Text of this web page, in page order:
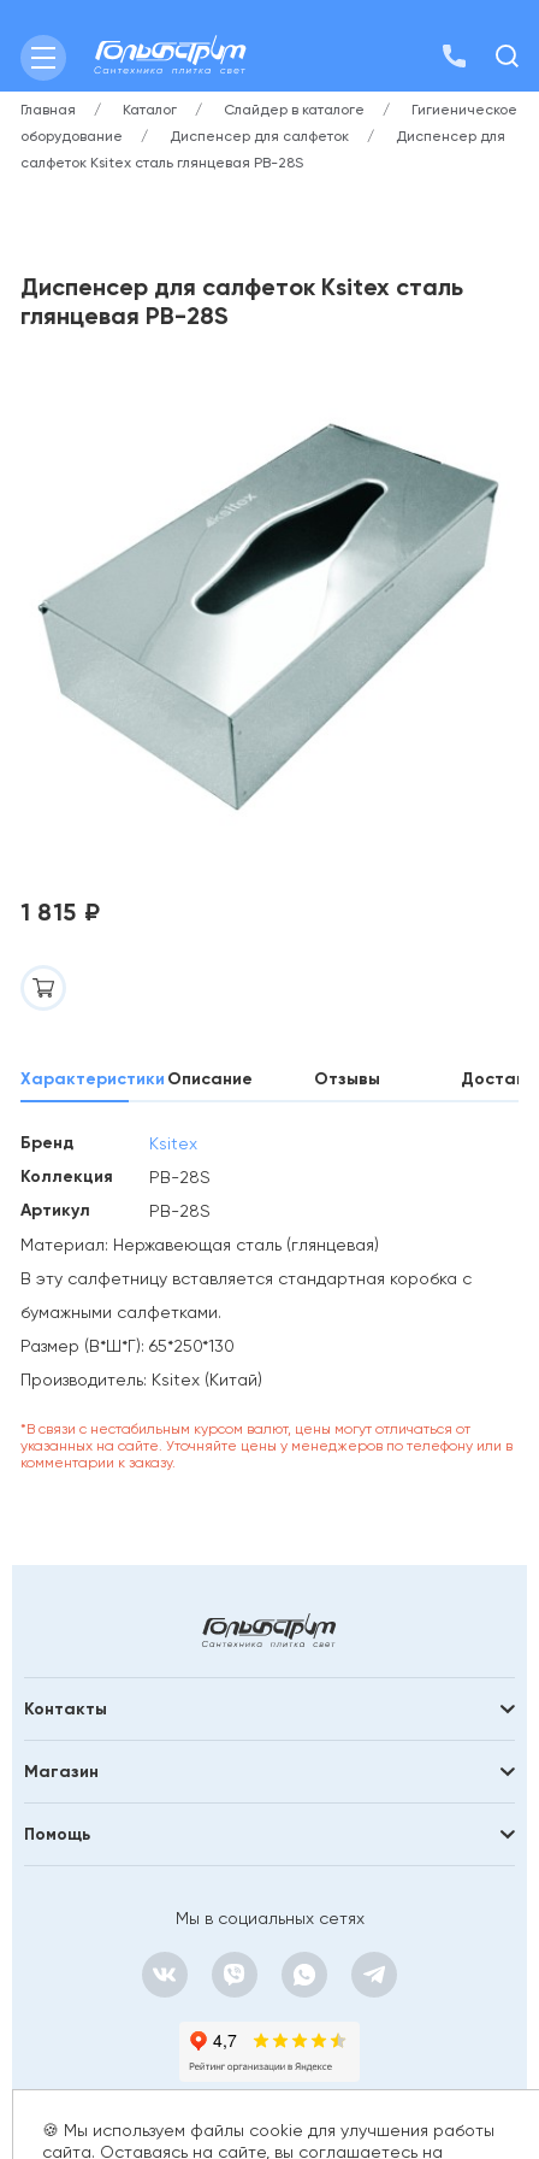
Главная Каталог Слайдер в каталоге
Гигиеническое
оборудование
Диспенсер для салфеток
Диспенсер для
салфеток Ksitex сталь глянцевая PB-28S
Диспенсер для салфеток Ksitex сталь
глянцевая PB-28S
1 815 ₽
Характеристики Описание Отзывы
Бренд Ksitex
Коллекция PB-28S
Артикул
PB-28S
Материал: Нержавеющая сталь (глянцевая)
В эту салфетницу вставляется стандартная коробка с
бумажными салфетками.
Размер (В*Ш*Г): 65*250*130
Производитель: Ksitex (Китай)
*В связи с нестабильным курсом валют, цены могут отличаться от
указанных на сайте. Уточняйте цены у менеджеров по телефону или в
комментарии к заказу.
Контакты
Магазин
Помощь
Мы в социальных сетях
🍪 Мы используем файлы cookie для улучшения работы
сайта. Оставаясь на сайте, вы соглашаетесь на